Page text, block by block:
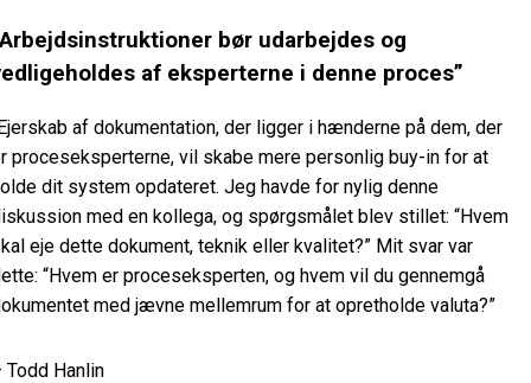
bør udarbejdes og
af eksperterne i denne proces”
af dokumentation, der ligger i hænderne på dem, der
proceseksperterne, vil skabe mere personlig buy-in for at
dit system opdateret. Jeg havde for nylig denne
med en kollega, og spørgsmålet blev stillet: “Hvem
eje dette dokument, teknik eller kvalitet?” Mit svar var
“Hvem er proceseksperten, og hvem vil du gennemgå
med jævne mellemrum for at opretholde valuta?”
Todd Hanlin